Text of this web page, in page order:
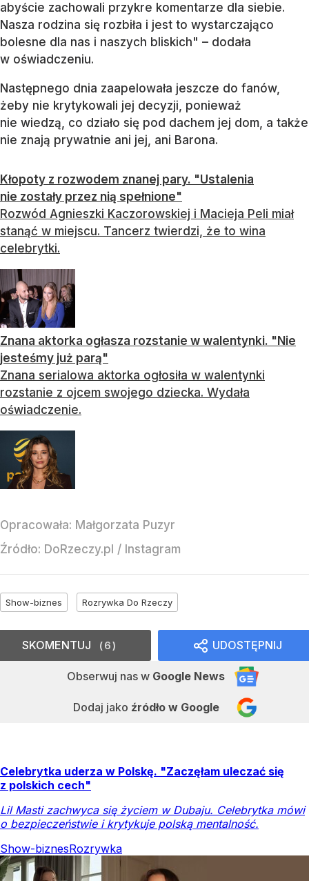
abyście zachowali przykre komentarze dla siebie.
Nasza rodzina się rozbiła i jest to wystarczająco
bolesne dla nas i naszych bliskich" – dodała
w oświadczeniu.
Następnego dnia zaapelowała jeszcze do fanów,
żeby nie krytykowali jej decyzji, ponieważ
nie wiedzą, co działo się pod dachem jej dom, a także
nie znają prywatnie ani jej, ani Barona.
Kłopoty z rozwodem znanej pary. "Ustalenia
nie zostały przez nią spełnione"
Rozwód Agnieszki Kaczorowskiej i Macieja Peli miał
stanąć w miejscu. Tancerz twierdzi, że to wina
celebrytki.
Znana aktorka ogłasza rozstanie w walentynki. "Nie
jesteśmy już parą"
Znana serialowa aktorka ogłosiła w walentynki
rozstanie z ojcem swojego dziecka. Wydała
oświadczenie.
Opracowała: Małgorzata Puzyr
Źródło: DoRzeczy.pl / Instagram
Show-biznes Rozrywka Do Rzeczy
UDOSTĘPNIJ
Obserwuj nas w Google News
Dodaj jako źródło w Google
SKOMENTUJ 6
Celebrytka uderza w Polskę. "Zaczęłam uleczać się
z polskich cech"
Lil Masti zachwyca się życiem w Dubaju. Celebrytka mówi
o bezpieczeństwie i krytykuje polską mentalność.
Show-biznesRozrywka